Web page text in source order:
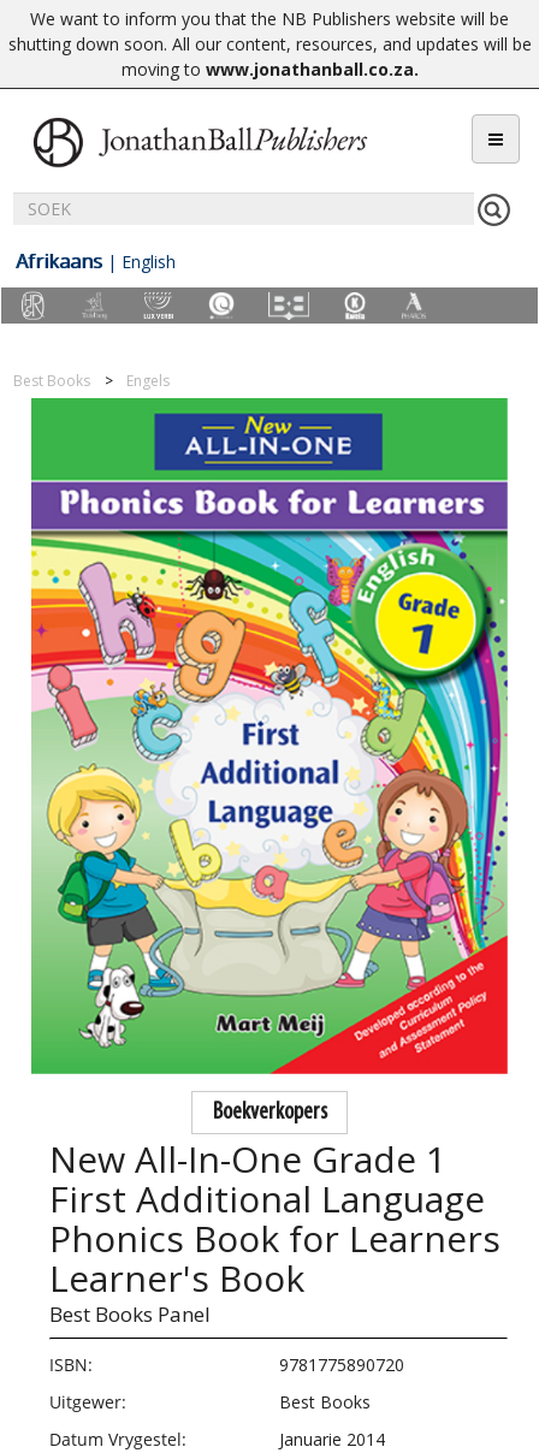
We want to inform you that the NB Publishers website will be
shutting down soon. All our content, resources, and updates will be
moving to www.jonathanball.co.za.
Afrikaans | English
Best Books Engels
Boekverkopers
New All-In-One Grade 1
First Additional Language
Phonics Book for Learners
Learner's Book
Best Books Panel
ISBN:
9781775890720
Uitgewer:
Best Books
Datum Vrygestel:
Januarie 2014